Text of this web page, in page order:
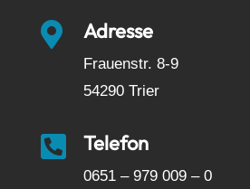
 Adresse
Frauenstr. 8-9
54290 Trier
 Telefon
0651 – 979 009 – 0